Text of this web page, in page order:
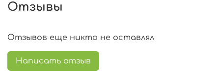
Отзывы
Отзывов еще никто не оставлял
Написать отзыв